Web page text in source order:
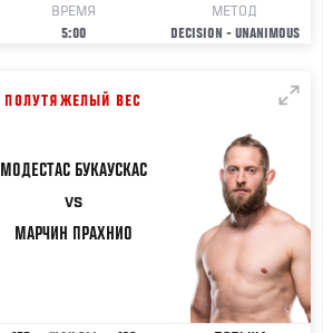
ВРЕМЯ
5:00
МЕТОД
DECISION - UNANIMOUS
ПОЛУТЯЖЕЛЫЙ ВЕС
МОДЕСТАС БУКАУСКАС
VS
МАРЧИН ПРАХНИО